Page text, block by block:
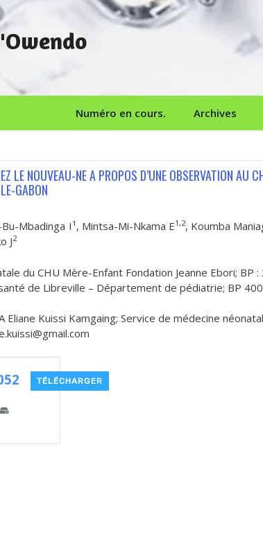
Numéro en cours. Archives
LE NOUVEAU-NE A PROPOS D’UNE OBSERVATION AU
GABON
Mbadinga I¹, Mintsa-Mi-Nkama E1,2, Koumba
J2
du CHU Mère-Enfant Fondation Jeanne Ebori; BP
de Libreville – Département de pédiatrie; BP
Eliane Kuissi Kamgaing; Service de médecine
TÉLÉCHARGER